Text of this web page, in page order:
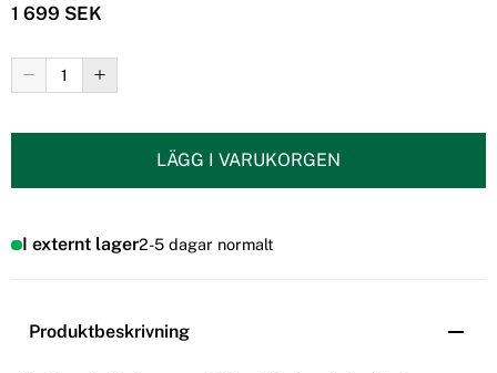
1 699 SEK
LÄGG I VARUKORGEN
I externt lager2-5 dagar normalt
Produktbeskrivning